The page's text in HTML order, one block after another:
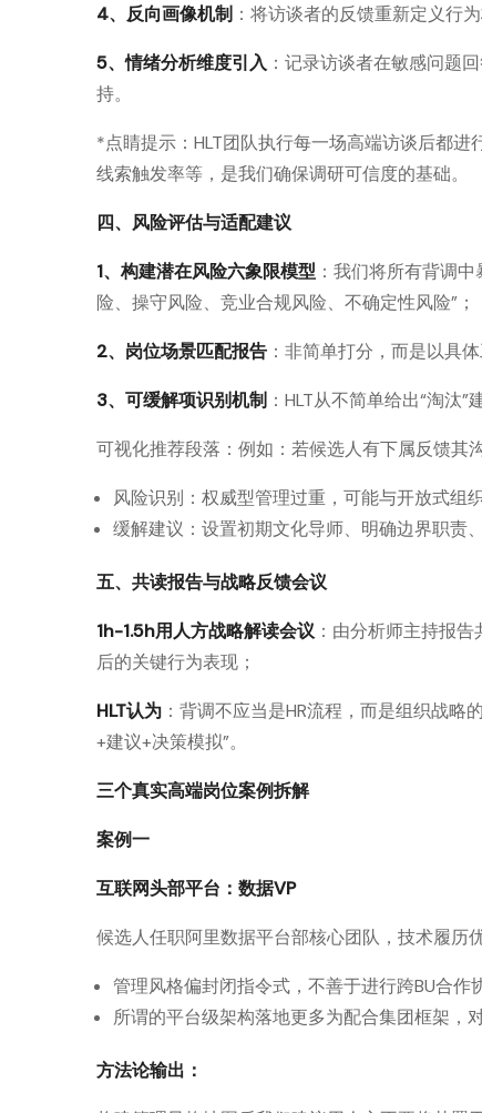
4、反向画像机制 ：将访谈者的反馈重新定义行
5、情绪分析维度引入 ：记录访谈者在敏感问题
持。
*点睛提示：HLT团队执行每一场高端访谈后都
线索触发率等，是我们确保调研可信度的基础。
四、风险评估与适配建议
1、构建潜在风险六象限模型 ：我们将所有背调
险、操守风险、竞业合规风险、不确定性风险”；
2、岗位场景匹配报告 ：非简单打分，而是以具
3、可缓解项识别机制 ：HLT从不简单给出“淘汰
可视化推荐段落：例如：若候选人有下属反馈其
风险识别：权威型管理过重，可能与开放式组
缓解建议：设置初期文化导师、明确边界职责
五、共读报告与战略反馈会议
1h-1.5h用人方战略解读会议 ：由分析师主持报
后的关键行为表现；
HLT认为 ：背调不应当是HR流程，而是组织战略
+建议+决策模拟”。
三个真实高端岗位案例拆解
案例一
互联网头部平台：数据VP
候选人任职阿里数据平台部核心团队，技术履历
管理风格偏封闭指令式，不善于进行跨BU合作
所谓的平台级架构落地更多为配合集团框架，
方法论输出：